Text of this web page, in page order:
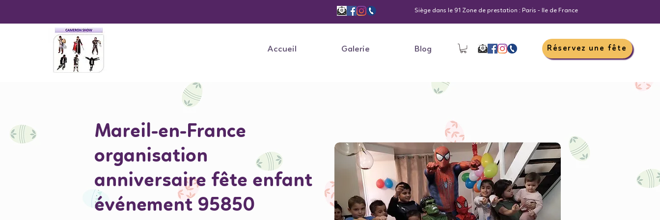
Siège dans le 91 Zone de prestation : Paris - Ile de France
Accueil Galerie Blog Réservez une fête
Mareil-en-France
organisation
anniversaire fête enfant
événement 95850